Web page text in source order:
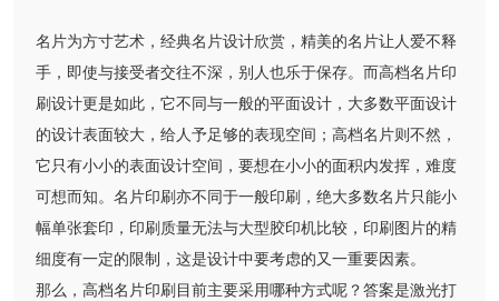
名片为方寸艺术，经典名片设计欣赏，精美的名片让人爱不释
手，即使与接受者交往不深，别人也乐于保存。而高档名片印
刷设计更是如此，它不同与一般的平面设计，大多数平面设计
的设计表面较大，给人予足够的表现空间；高档名片则不然，
它只有小小的表面设计空间，要想在小小的面积内发挥，难度
可想而知。名片印刷亦不同于一般印刷，绝大多数名片只能小
幅单张套印，印刷质量无法与大型胶印机比较，印刷图片的精
细度有一定的限制，这是设计中要考虑的又一重要因素。
那么，高档名片印刷目前主要采用哪种方式呢？答案是激光打